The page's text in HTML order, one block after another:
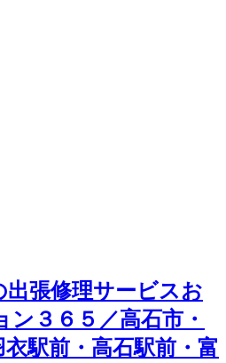
出張修理サービスお
３６５／高石市・
駅前・高石駅前・富